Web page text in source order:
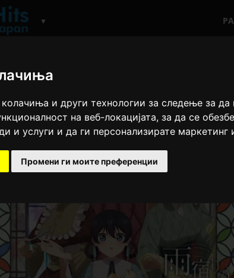
и други технологии за следење за
на веб-локацијата,за да се
и услуги и да ги персонализирате маркетинг
Промени ги моите преференции
▼